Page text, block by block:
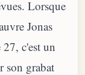
Lorsque
Jonas
c'est un
son grabat